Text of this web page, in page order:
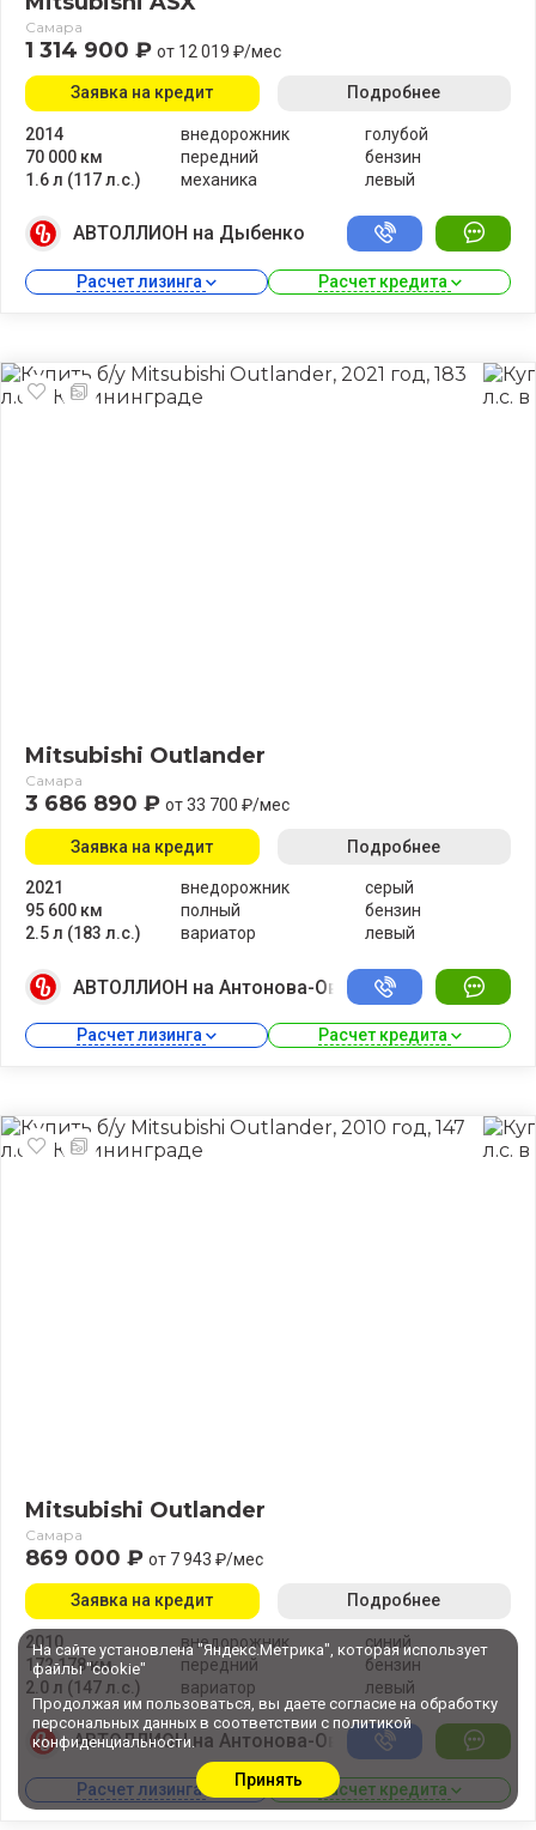
На сайте установлена "Яндекс.Метрика", которая использует
файлы "cookie"
Продолжая им пользоваться, вы даете согласие на обработку
персональных данных в соответствии с политикой
конфиденциальности.
Принять
Самара
1 314 900 ₽ от 12 019 ₽/мес
2014
70 000 км
1.6 л (117 л.с.)
внедорожник
передний
механика
голубой
бензин
левый
Заявка на кредит Подробнее
АВТОЛЛИОН на Дыбенко
Расчет лизинга Расчет кредита
Mitsubishi Outlander
Самара
3 686 890 ₽ от 33 700 ₽/мес
2021
95 600 км
2.5 л (183 л.с.)
внедорожник
полный
вариатор
серый
бензин
левый
Заявка на кредит Подробнее
АВТОЛЛИОН на Антонова-Овсеенко
Расчет лизинга Расчет кредита
Mitsubishi Outlander
Самара
869 000 ₽ от 7 943 ₽/мес
2010
172 178 км
2.0 л (147 л.с.)
внедорожник
передний
вариатор
синий
бензин
левый
Заявка на кредит Подробнее
АВТОЛЛИОН на Антонова-Овсеенко
Расчет лизинга Расчет кредита